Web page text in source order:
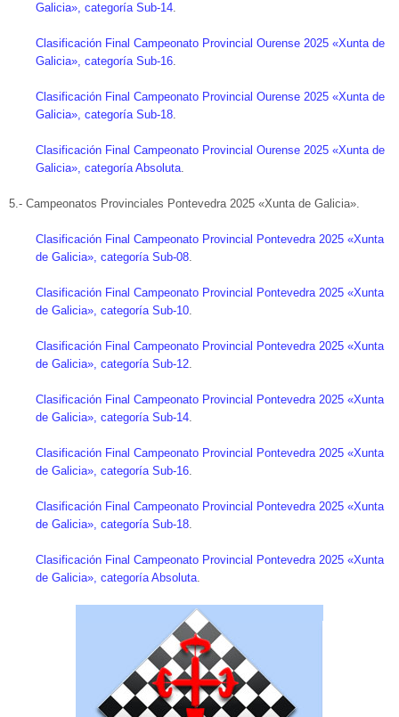
Galicia», categoría Sub-14.
Clasificación Final Campeonato Provincial Ourense 2025 «Xunta de
Galicia», categoría Sub-16.
Clasificación Final Campeonato Provincial Ourense 2025 «Xunta de
Galicia», categoría Sub-18.
Clasificación Final Campeonato Provincial Ourense 2025 «Xunta de
Galicia», categoría Absoluta.
5.- Campeonatos Provinciales Pontevedra 2025 «Xunta de Galicia».
Clasificación Final Campeonato Provincial Pontevedra 2025 «Xunta
de Galicia», categoría Sub-08.
Clasificación Final Campeonato Provincial Pontevedra 2025 «Xunta
de Galicia», categoría Sub-10.
Clasificación Final Campeonato Provincial Pontevedra 2025 «Xunta
de Galicia», categoría Sub-12.
Clasificación Final Campeonato Provincial Pontevedra 2025 «Xunta
de Galicia», categoría Sub-14.
Clasificación Final Campeonato Provincial Pontevedra 2025 «Xunta
de Galicia», categoría Sub-16.
Clasificación Final Campeonato Provincial Pontevedra 2025 «Xunta
de Galicia», categoría Sub-18.
Clasificación Final Campeonato Provincial Pontevedra 2025 «Xunta
de Galicia», categoría Absoluta.